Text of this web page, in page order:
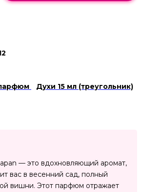
Духи 15 мл (треугольник)
— это вдохновляющий аромат,
вас в весенний сад, полный
вишни. Этот парфюм отражает